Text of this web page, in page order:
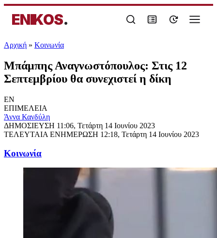
ENIKOS.
Αρχική » Κοινωνία
Μπάμπης Αναγνωστόπουλος: Στις 12
Σεπτεμβρίου θα συνεχιστεί η δίκη
EN
ΕΠΙΜΕΛΕΙΑ
Άννα Κανδύλη
ΔΗΜΟΣΙΕΥΣΗ 11:06, Τετάρτη 14 Ιουνίου 2023
ΤΕΛΕΥΤΑΙΑ ΕΝΗΜΕΡΩΣΗ 12:18, Τετάρτη 14 Ιουνίου 2023
Κοινωνία